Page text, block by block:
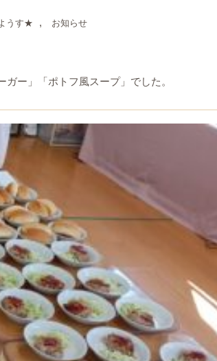
うす★ , お知らせ
ー」「ポトフ風スープ」でした。